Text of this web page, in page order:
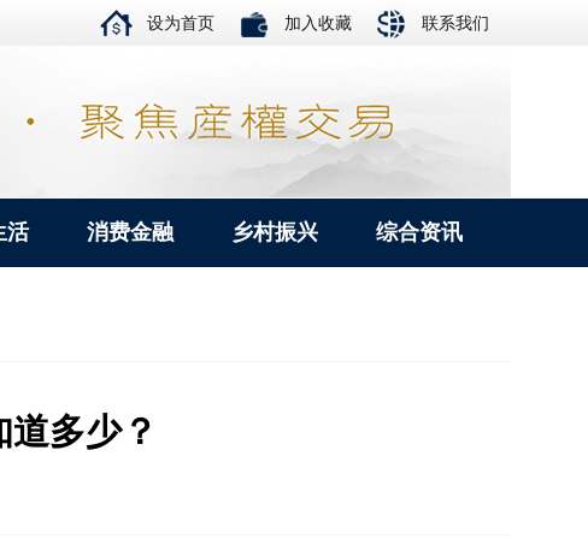
设为首页 加入收藏 联系我们
活 消费金融 乡村振兴 综合资讯
多少？